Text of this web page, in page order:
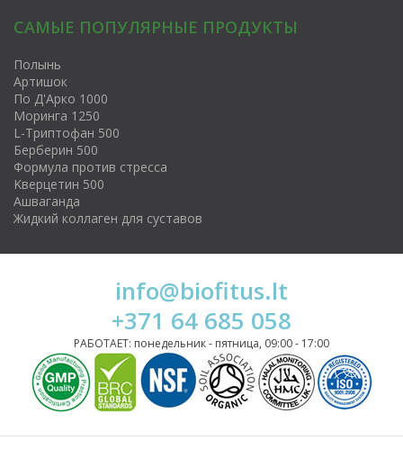
САМЫЕ ПОПУЛЯРНЫЕ ПРОДУКТЫ
Полынь
Артишок
По Д'Арко 1000
Моринга 1250
L-Триптофан 500
Берберин 500
Формула против стресса
Kверцетин 500
Ашваганда
Жидкий коллаген для суставов
info@biofitus.lt
+371 64 685 058
РАБОТАЕТ: понедельник - пятница, 09:00 - 17:00